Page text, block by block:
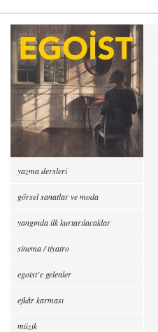
yazma dersleri
görsel sanatlar ve moda
yangında ilk kurtarılacaklar
sinema / tiyatro
egoist’e gelenler
efkâr karması
müzik